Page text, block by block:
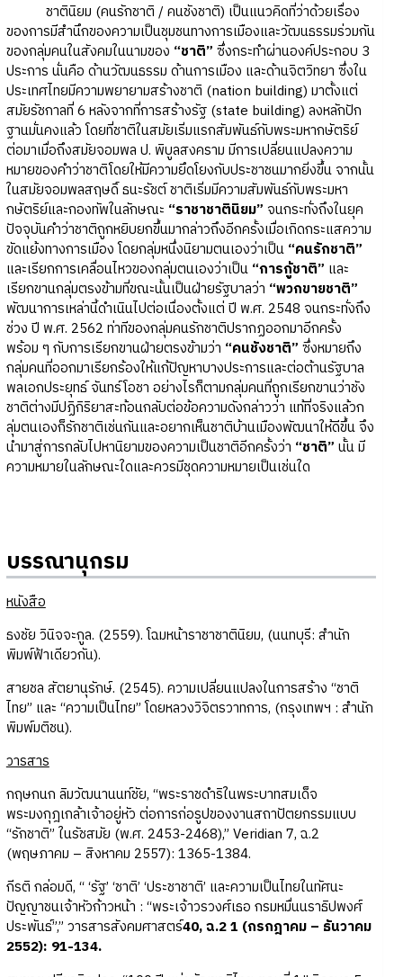
ชาตินิยม (คนรักชาติ / คนชังชาติ) เป็นแนวคิดที่ว่าด้วยเรื่อง
ของการมีสำนึกของความเป็นชุมชนทางการเมืองและวัฒนธรรมร่วมกัน
ของกลุ่มคนในสังคมในนามของ “ชาติ” ซึ่งกระทำผ่านองค์ประกอบ 3
ประการ นั่นคือ ด้านวัฒนธรรม ด้านการเมือง และด้านจิตวิทยา ซึ่งใน
ประเทศไทยมีความพยายามสร้างชาติ (nation building) มาตั้งแต่
สมัยรัชกาลที่ 6 หลังจากที่การสร้างรัฐ (state building) ลงหลักปัก
ฐานมั่นคงแล้ว โดยที่ชาติในสมัยเริ่มแรกสัมพันธ์กับพระมหากษัตริย์
ต่อมาเมื่อถึงสมัยจอมพล ป. พิบูลสงคราม มีการเปลี่ยนแปลงความ
หมายของคำว่าชาติโดยให้มีความยึดโยงกับประชาชนมากยิ่งขึ้น จากนั้น
ในสมัยจอมพลสฤษดิ์ ธนะรัชต์ ชาติเริ่มมีความสัมพันธ์กับพระมหา
กษัตริย์และกองทัพในลักษณะ “ราชาชาตินิยม” จนกระทั่งถึงในยุค
ปัจจุบันคำว่าชาติถูกหยิบยกขึ้นมากล่าวถึงอีกครั้งเมื่อเกิดกระแสความ
ขัดแย้งทางการเมือง โดยกลุ่มหนึ่งนิยามตนเองว่าเป็น “คนรักชาติ”
และเรียกการเคลื่อนไหวของกลุ่มตนเองว่าเป็น “การกู้ชาติ” และ
เรียกขานกลุ่มตรงข้ามที่ขณะนั้นเป็นฝ่ายรัฐบาลว่า “พวกขายชาติ”
พัฒนาการเหล่านี้ดำเนินไปต่อเนื่องตั้งแต่ ปี พ.ศ. 2548 จนกระทั่งถึง
ช่วง ปี พ.ศ. 2562 ท่าทีของกลุ่มคนรักชาติปรากฏออกมาอีกครั้ง
พร้อม ๆ กับการเรียกขานฝ่ายตรงข้ามว่า “คนชังชาติ” ซึ่งหมายถึง
กลุ่มคนที่ออกมาเรียกร้องให้แก้ปัญหาบางประการและต่อต้านรัฐบาล
พลเอกประยุทธ์ จันทร์โอชา อย่างไรก็ตามกลุ่มคนที่ถูกเรียกขานว่าชัง
ชาติต่างมีปฏิกิริยาสะท้อนกลับต่อข้อความดังกล่าวว่า แท้ที่จริงแล้วก
ลุ่มตนเองก็รักชาติเช่นกันและอยากเห็นชาติบ้านเมืองพัฒนาให้ดีขึ้น จึง
นำมาสู่การกลับไปหานิยามของความเป็นชาติอีกครั้งว่า “ชาติ” นั้น มี
ความหมายในลักษณะใดและควรมีชุดความหมายเป็นเช่นใด
บรรณานุกรม
หนังสือ
ธงชัย วินิจจะกูล. (2559). โฉมหน้าราชาชาตินิยม, (นนทบุรี: สำนัก
พิมพ์ฟ้าเดียวกัน).
สายชล สัตยานุรักษ์. (2545). ความเปลี่ยนแปลงในการสร้าง “ชาติ
ไทย” และ “ความเป็นไทย” โดยหลวงวิจิตรวาทการ, (กรุงเทพฯ : สำนัก
พิมพ์มติชน).
วารสาร
กฤษกนก ลิมวัฒนานนท์ชัย, “พระราชดำริในพระบาทสมเด็จ
พระมงกุฎเกล้าเจ้าอยู่หัว ต่อการก่อรูปของงานสถาปัตยกรรมแบบ
“รักชาติ” ในรัชสมัย (พ.ศ. 2453-2468),” Veridian 7, ฉ.2
(พฤษภาคม – สิงหาคม 2557): 1365-1384.
กีรติ กล่อมดี, “ ‘รัฐ’ ‘ชาติ’ ‘ประชาชาติ’ และความเป็นไทยในทัศนะ
ปัญญาชนเจ้าหัวก้าวหน้า : “พระเจ้าวรวงศ์เธอ กรมหมื่นนราธิปพงศ์
ประพันธ์”,” วารสารสังคมศาสตร์40, ฉ.2 1 (กรกฎาคม – ธันวาคม
2552): 91-134.